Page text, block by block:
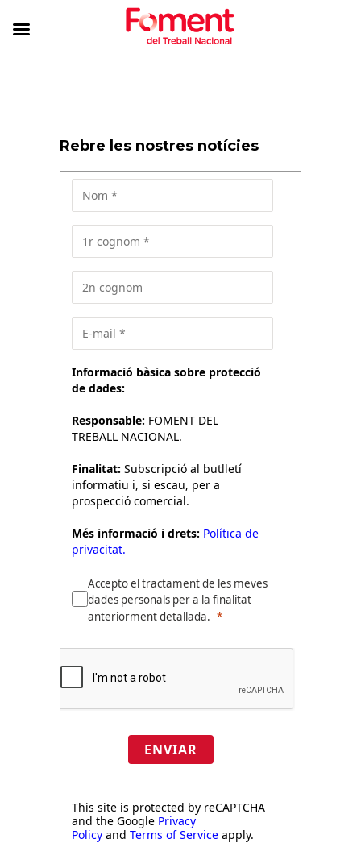
Rebre les nostres notícies
Informació bàsica sobre protecció
de dades:
Responsable: FOMENT DEL
TREBALL NACIONAL.
Finalitat: Subscripció al butlletí
informatiu i, si escau, per a
prospecció comercial.
Més informació i drets: Política de
privacitat.
Accepto el tractament de les meves
dades personals per a la finalitat
anteriorment detallada.
ENVIAR
This site is protected by reCAPTCHA
and the Google Privacy
Policy and Terms of Service apply.